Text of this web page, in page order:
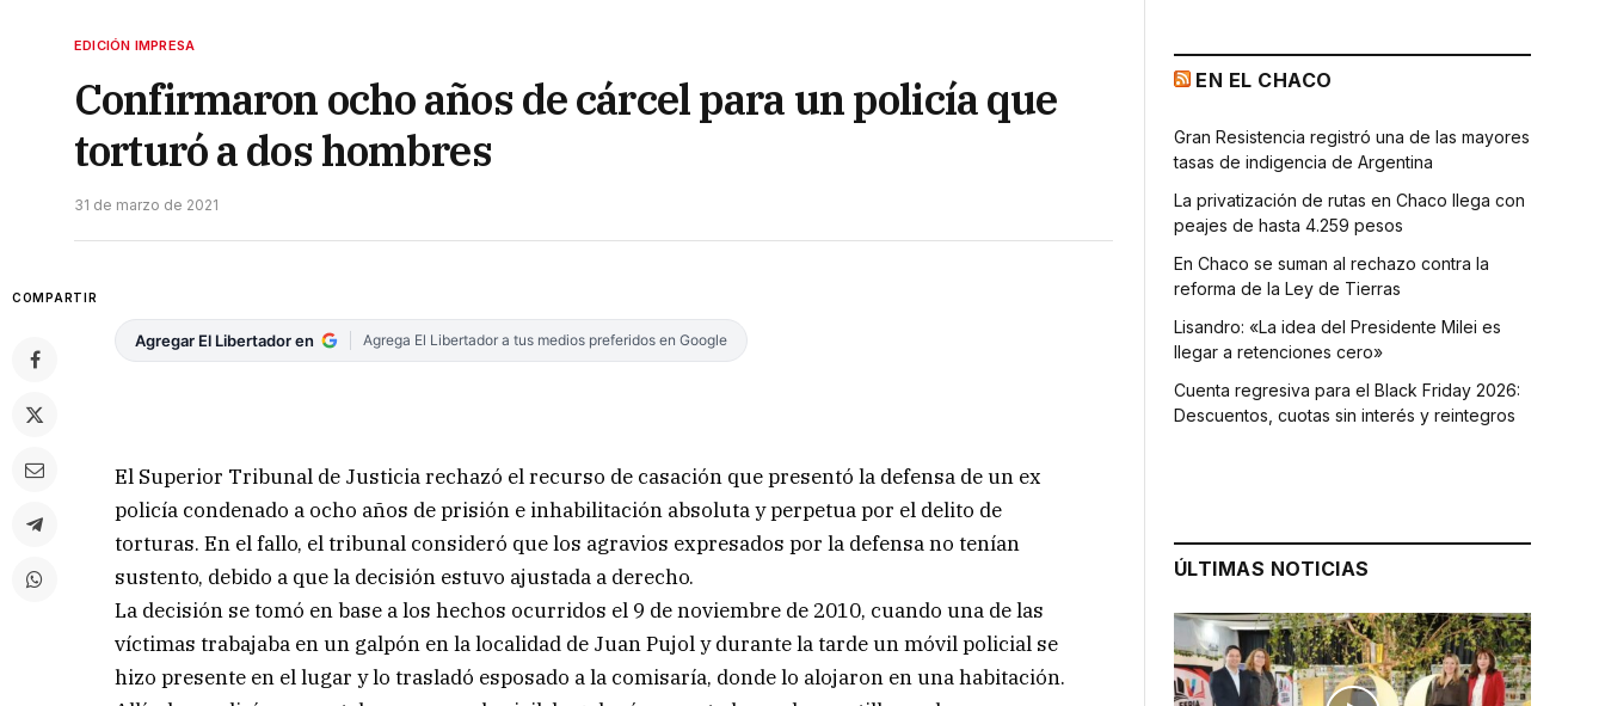
EDICIÓN IMPRESA
Confirmaron ocho años de cárcel para un policía que
torturó a dos hombres
31 de marzo de 2021
COMPARTIR
Agregar El Libertador en Agrega El Libertador a tus medios preferidos en Google
El Superior Tribunal de Justicia rechazó el recurso de casación que presentó la defensa de un ex
policía condenado a ocho años de prisión e inhabilitación absoluta y perpetua por el delito de
torturas. En el fallo, el tribunal consideró que los agravios expresados por la defensa no tenían
sustento, debido a que la decisión estuvo ajustada a derecho.
La decisión se tomó en base a los hechos ocurridos el 9 de noviembre de 2010, cuando una de las
víctimas trabajaba en un galpón en la localidad de Juan Pujol y durante la tarde un móvil policial se
hizo presente en el lugar y lo trasladó esposado a la comisaría, donde lo alojaron en una habitación.
EN EL CHACO
Gran Resistencia registró una de las mayores
tasas de indigencia de Argentina
La privatización de rutas en Chaco llega con
peajes de hasta 4.259 pesos
En Chaco se suman al rechazo contra la
reforma de la Ley de Tierras
Lisandro: «La idea del Presidente Milei es
llegar a retenciones cero»
Cuenta regresiva para el Black Friday 2026:
Descuentos, cuotas sin interés y reintegros
ÚLTIMAS NOTICIAS